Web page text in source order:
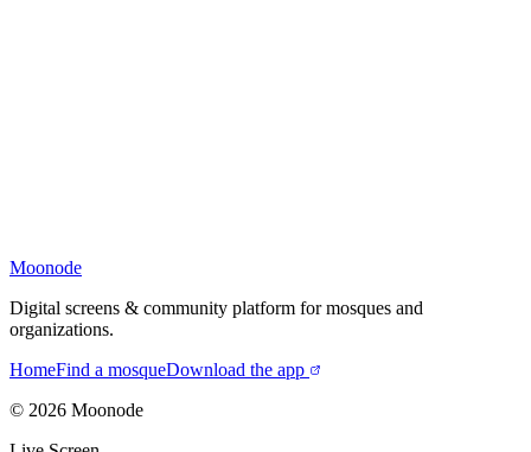
Moonode
Digital screens & community platform for mosques and
organizations.
HomeFind a mosqueDownload the app
© 2026 Moonode